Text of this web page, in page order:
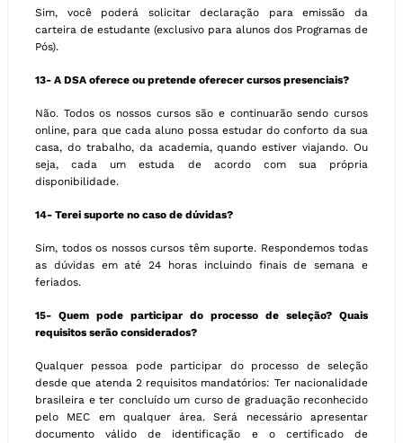
Sim, você poderá solicitar declaração para emissão da
carteira de estudante (exclusivo para alunos dos Programas de
Pós).
13- A DSA oferece ou pretende oferecer cursos presenciais?
Não. Todos os nossos cursos são e continuarão sendo cursos
online, para que cada aluno possa estudar do conforto da sua
casa, do trabalho, da academia, quando estiver viajando. Ou
seja, cada um estuda de acordo com sua própria
disponibilidade.
14- Terei suporte no caso de dúvidas?
Sim, todos os nossos cursos têm suporte. Respondemos todas
as dúvidas em até 24 horas incluindo finais de semana e
feriados.
15- Quem pode participar do processo de seleção? Quais
requisitos serão considerados?
Qualquer pessoa pode participar do processo de seleção
desde que atenda 2 requisitos mandatórios: Ter nacionalidade
brasileira e ter concluído um curso de graduação reconhecido
pelo MEC em qualquer área. Será necessário apresentar
documento válido de identificação e o certificado de